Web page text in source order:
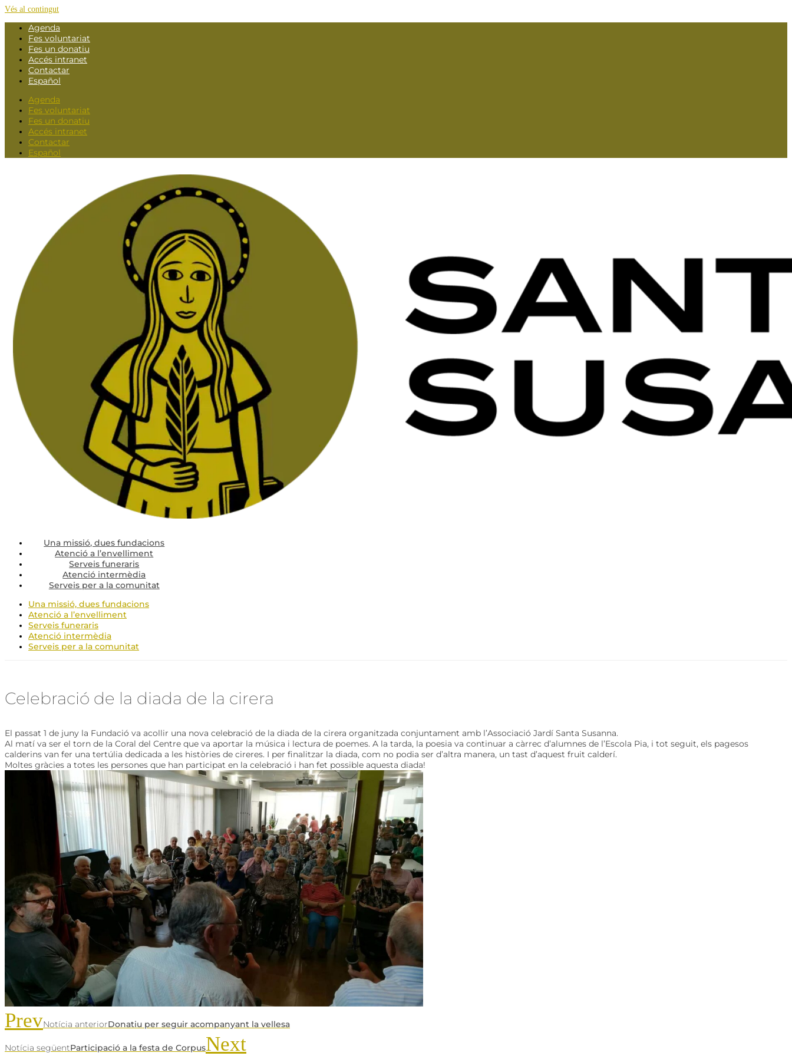
Vés al contingut
Agenda
Fes voluntariat
Fes un donatiu
Accés intranet
Contactar
Español
Agenda
Fes voluntariat
Fes un donatiu
Accés intranet
Contactar
Español
Una missió, dues fundacions
Atenció a l’envelliment
Serveis funeraris
Atenció intermèdia
Serveis per a la comunitat
Una missió, dues fundacions
Atenció a l’envelliment
Serveis funeraris
Atenció intermèdia
Serveis per a la comunitat
Celebració de la diada de la cirera
El passat 1 de juny la Fundació va acollir una nova celebració de la diada de la cirera organitzada conjuntament amb l’Associació Jardí Santa Susanna.
Al matí va ser el torn de la Coral del Centre que va aportar la música i lectura de poemes. A la tarda, la poesia va continuar a càrrec d’alumnes de l’Escola Pia, i tot seguit, els pagesos
calderins van fer una tertúlia dedicada a les històries de cireres. I per finalitzar la diada, com no podia ser d’altra manera, un tast d’aquest fruit calderí.
Moltes gràcies a totes les persones que han participat en la celebració i han fet possible aquesta diada!
PrevNotícia anteriorDonatiu per seguir acompanyant la vellesa
Notícia següentParticipació a la festa de CorpusNext